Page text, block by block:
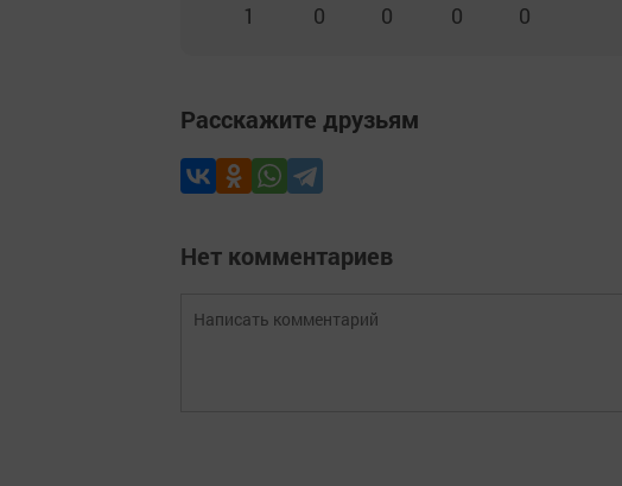
1 0 0 0 0
Расскажите друзьям
Нет комментариев